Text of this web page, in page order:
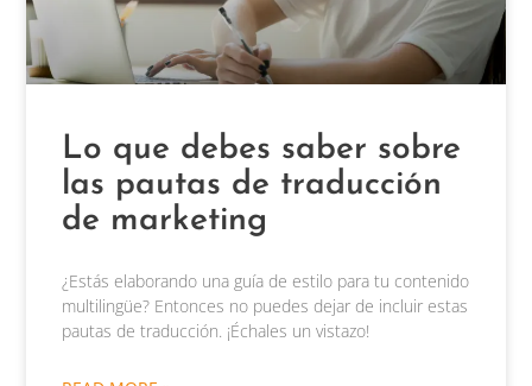
Lo que debes saber sobre
las pautas de traducción
de marketing
¿Estás elaborando una guía de estilo para tu contenido
multilingüe? Entonces no puedes dejar de incluir estas
pautas de traducción. ¡Échales un vistazo!